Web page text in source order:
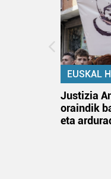
EUSKAL
Justizia
oraindik
eta